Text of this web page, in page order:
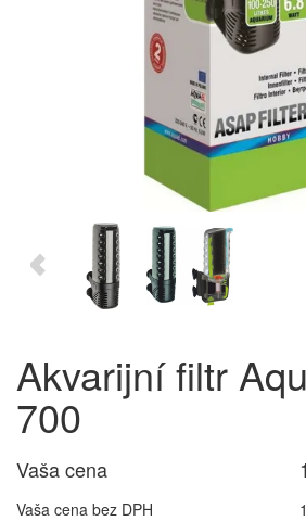
Akvarijní filtr
700
Vaša cena
Vaša cena bez DPH